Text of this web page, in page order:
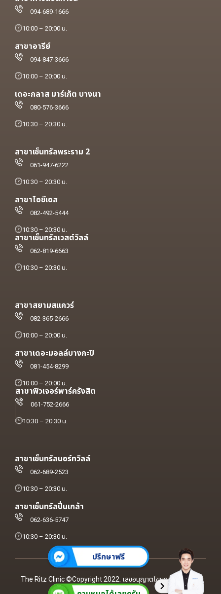
094-689-1666
10:00 – 20:00 น.
สาขาอารีย์
094-847-3666
10:00 – 20:00 น.
เดอะกลาส มาร์เก็ต บางนา
080-576-3666
10:30 – 20:30 น.
สาขาเซ็นทรัลพระราม 2
061-947-6222
10:30 – 20:30 น.
สาขาไอซีเอส
082-492-5444
10:30 – 20:30 น.
สาขาเซ็นทรัลเวสต์วิลล์
062-819-6663
10:30 – 20:30 น.
สาขาสยามสแควร์
082-365-2666
10:00 – 20:00 น.
สาขาเดอะมอลล์บางกะปิ
081-454-8299
10:00 – 20:00 น.
สาขาฟิวเจอร์พาร์ครังสิต
061-752-2666
10:30 – 20:30 น.
สาขาเซ็นทรัลนอร์ทวิลล์
062-689-2523
10:30 – 20:30 น.
สาขาเซ็นทรัลปิ่นเกล้า
062-636-5747
10:30 – 20:30 น.
The Ritz Clinic ©Copyright 2022. เลขอนุญาตโฆษณา ฆสพ.สบส
ปรึกษาฟรี